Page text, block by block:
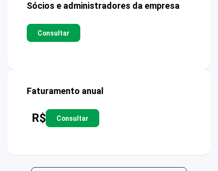
Sócios e administradores da empresa
Consultar
Faturamento anual
R$ Consultar